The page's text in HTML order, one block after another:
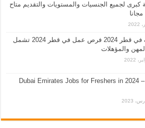
كبرى لجميع الجنسيات والمستويات والتقديم متاح
وظائف في قطر 2024 فرص عمل في قطر 2024 تشمل
والمؤهلات
Dubai Emirates Jobs for Freshers in 2024